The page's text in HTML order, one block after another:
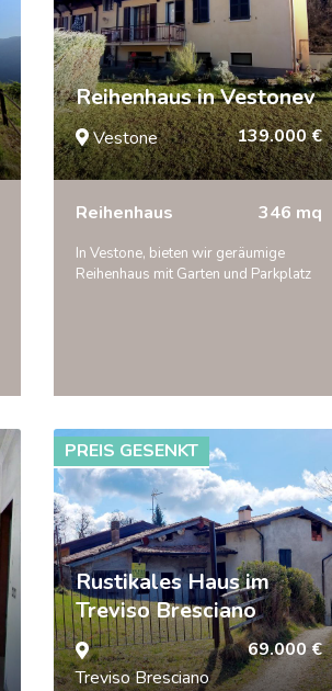
Reihenhaus in Vestonev
Vestone 139.000 €
Reihenhaus 346 mq
In Vestone, bieten wir geräumige
Reihenhaus mit Garten und Parkplatz
PREIS GESENKT
Rustikales Haus im
Treviso Bresciano
Treviso Bresciano
69.000 €